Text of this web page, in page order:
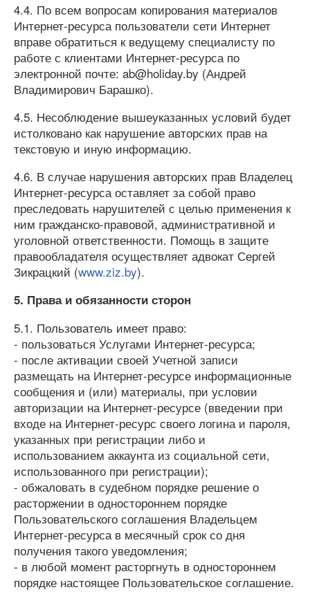
4.4. По всем вопросам копирования материалов
Интернет-ресурса пользователи сети Интернет
вправе обратиться к ведущему специалисту по
работе с клиентами Интернет-ресурса по
электронной почте: ab@holiday.by (Андрей
Владимирович Барашко).
4.5. Несоблюдение вышеуказанных условий будет
истолковано как нарушение авторских прав на
текстовую и иную информацию.
4.6. В случае нарушения авторских прав Владелец
Интернет-ресурса оставляет за собой право
преследовать нарушителей с целью применения к
ним гражданско-правовой, административной и
уголовной ответственности. Помощь в защите
правообладателя осуществляет адвокат Сергей
Зикрацкий (www.ziz.by).
5. Права и обязанности сторон
5.1. Пользователь имеет право:
- пользоваться Услугами Интернет-ресурса;
- после активации своей Учетной записи
размещать на Интернет-ресурсе информационные
сообщения и (или) материалы, при условии
авторизации на Интернет-ресурсе (введении при
входе на Интернет-ресурс своего логина и пароля,
указанных при регистрации либо и
использованием аккаунта из социальной сети,
использованного при регистрации);
- обжаловать в судебном порядке решение о
расторжении в одностороннем порядке
Пользовательского соглашения Владельцем
Интернет-ресурса в месячный срок со дня
получения такого уведомления;
- в любой момент расторгнуть в одностороннем
порядке настоящее Пользовательское соглашение.